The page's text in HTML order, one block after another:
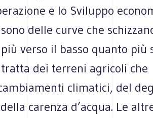
e lo Sviluppo
delle curve che
verso il basso quanto più
dei terreni agricoli che
climatici, del
carenza d’acqua. Le